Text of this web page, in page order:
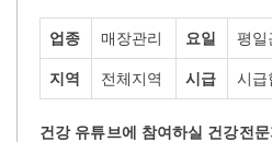
업종 매장관리 요일 평일
지역 전체지역 시급 시급
건강 유튜브에 참여하실 건강전